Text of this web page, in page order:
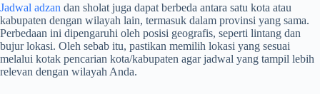
Jadwal adzan dan sholat juga dapat berbeda antara satu kota atau
kabupaten dengan wilayah lain, termasuk dalam provinsi yang sama.
Perbedaan ini dipengaruhi oleh posisi geografis, seperti lintang dan
bujur lokasi. Oleh sebab itu, pastikan memilih lokasi yang sesuai
melalui kotak pencarian kota/kabupaten agar jadwal yang tampil lebih
relevan dengan wilayah Anda.